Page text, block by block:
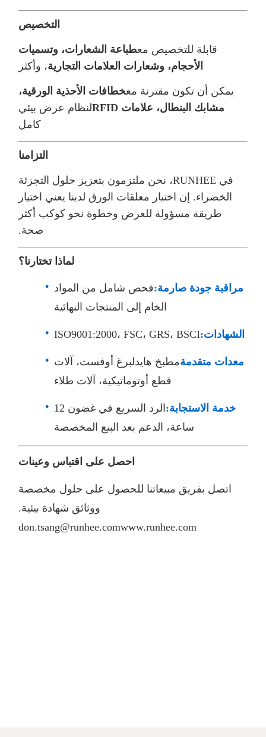
التخصيص
قابلة للتخصيص معطباعة الشعارات، وتسميات
الأحجام، وشعارات العلامات التجارية، وأكثر
يمكن أن تكون مقترنة معخطافات الأحذية الورقية،
مشابك البنطال، علامات RFID
لنظام عرض بيئي
كامل
التزامنا
في RUNHEE، نحن ملتزمون بتعزيز حلول التجزئة
الخضراء. إن اختيار معلقات الورق لدينا يعني اختيار
طريقة مسؤولة للعرض وخطوة نحو كوكب أكثر
صحة.
لماذا تختارنا؟
مراقبة جودة صارمة:فحص شامل من المواد
الخام إلى المنتجات النهائية
الشهادات:ISO9001:2000، FSC، GRS، BSCI
معدات متقدمةمطبخ هايدلبرغ أوفست، آلات
قطع أوتوماتيكية، آلات طلاء
خدمة الاستجابة:
الرد السريع في غضون 12
ساعة، الدعم بعد البيع المخصصة
احصل على اقتباس وعينات
اتصل بفريق مبيعاتنا للحصول على حلول مخصصة
ووثائق شهادة بيئية.
don.tsang@runhee.comwww.runhee.com